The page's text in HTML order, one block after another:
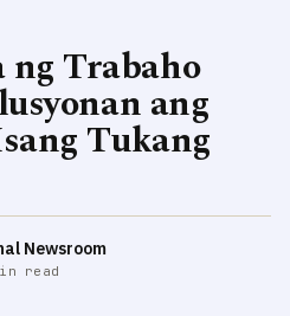
ng Trabaho
ang
Tukang
Newsroom
read